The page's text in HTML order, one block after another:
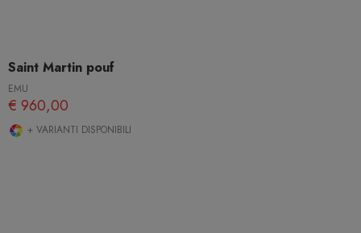
Saint Martin pouf
EMU
€ 960,00
+ VARIANTI DISPONIBILI